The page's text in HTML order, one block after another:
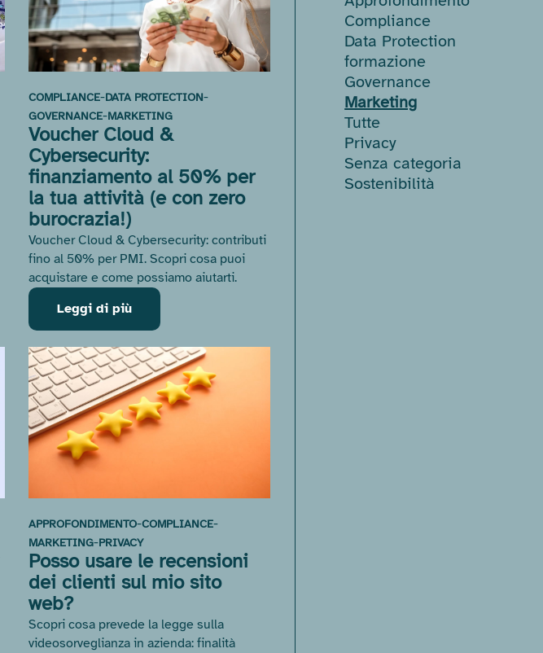
COMPLIANCE-DATA PROTECTION-
GOVERNANCE-MARKETING
Voucher Cloud &
Cybersecurity:
finanziamento al 50% per
la tua attività (e con zero
burocrazia!)
Voucher Cloud & Cybersecurity: contributi
fino al 50% per PMI. Scopri cosa puoi
acquistare e come possiamo aiutarti.
Leggi di più
APPROFONDIMENTO-COMPLIANCE-
MARKETING-PRIVACY
Posso usare le recensioni
dei clienti sul mio sito
web?
Scopri cosa prevede la legge sulla
videosorveglianza in azienda: finalità
Compliance
Data Protection
formazione
Governance
Marketing
Tutte
Privacy
Senza categoria
Sostenibilità